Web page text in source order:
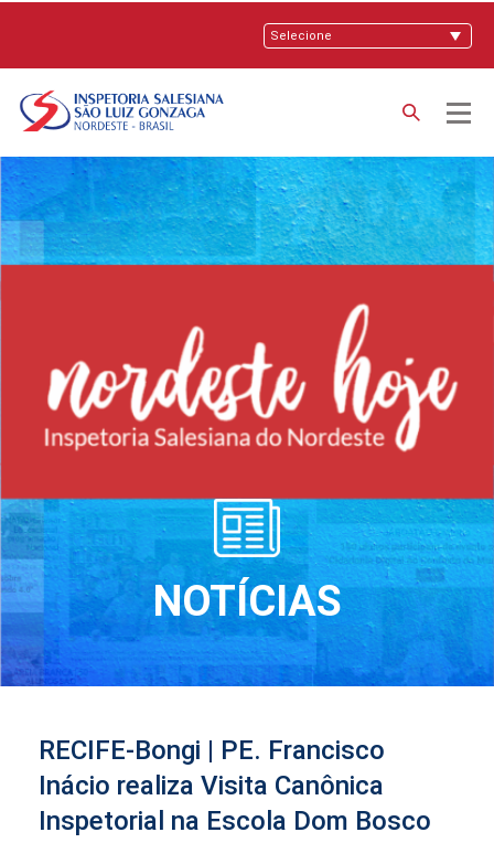
NOTÍCIAS
RECIFE-Bongi | PE. Francisco
Inácio realiza Visita Canônica
Inspetorial na Escola Dom Bosco